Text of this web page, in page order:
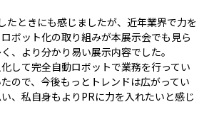
たときにも感じましたが、近年業界で力を
ボット化の取り組みが本展示会でも見ら
、より分かり易い展示内容でした。
して完全自動ロボットで業務を行ってい
ので、今後もっとトレンドは広がってい
、私自身もよりPRに力を入れたいと感じ